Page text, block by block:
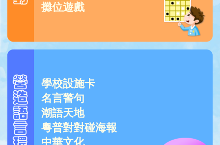
攤位遊戲
學校設施卡
名言警句
潮語天地
粵普對對碰海報
中華文化